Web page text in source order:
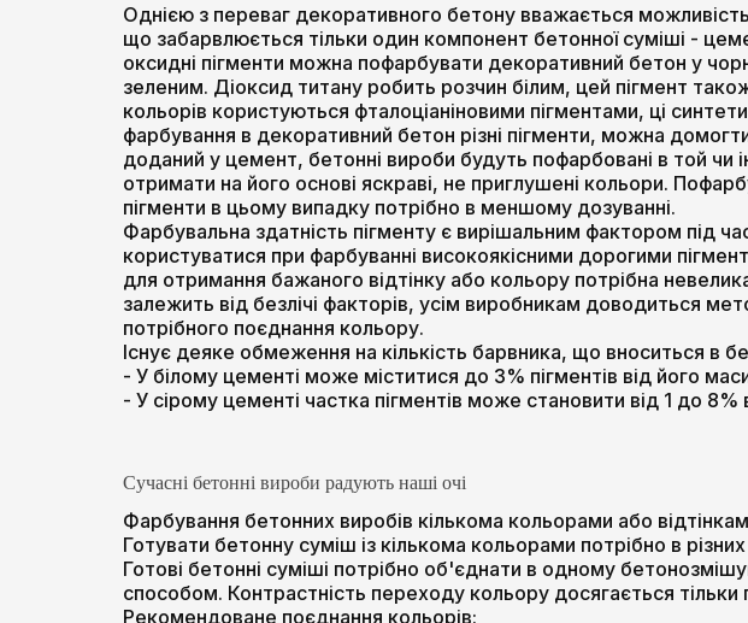
Однією з переваг декоративного бетону вважається
що забарвлюється тільки один компонент бетонної суміші -
оксидні пігменти можна пофарбувати декоративний бетон у
зеленим. Діоксид титану робить розчин білим, цей пігмент
кольорів користуються фталоціаніновими пігментами, ці
фарбування в декоративний бетон різні пігменти, можна
доданий у цемент, бетонні вироби будуть пофарбовані в той
отримати на його основі яскраві, не приглушені кольори.
пігменти в цьому випадку потрібно в меншому дозуванні.
Фарбувальна здатність пігменту є вирішальним фактором під
користуватися при фарбуванні високоякісними дорогими
для отримання бажаного відтінку або кольору потрібна
залежить від безлічі факторів, усім виробникам доводиться
потрібного поєднання кольору.
Існує деяке обмеження на кількість барвника, що вноситься в
- У білому цементі може міститися до 3% пігментів від його
- У сірому цементі частка пігментів може становити від 1 до 8%
Сучасні бетонні вироби радують наші очі
Фарбування бетонних виробів кількома кольорами або
Готувати бетонну суміш із кількома кольорами потрібно в
Готові бетонні суміші потрібно об'єднати в одному
способом. Контрастність переходу кольору досягається
Рекомендоване поєднання кольорів: